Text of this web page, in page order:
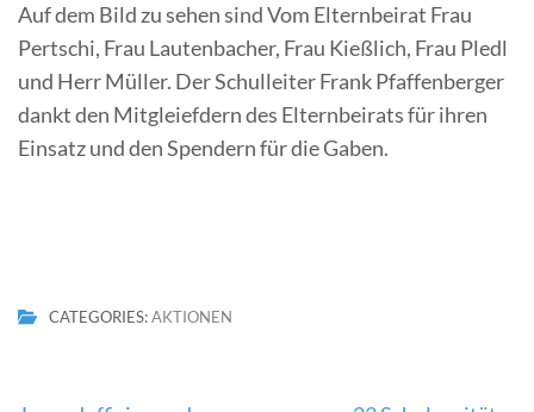
Auf dem Bild zu sehen sind Vom Elternbeirat Frau
Pertschi, Frau Lautenbacher, Frau Kießlich, Frau Pledl
und Herr Müller. Der Schulleiter Frank Pfaffenberger
dankt den Mitgleiefdern des Elternbeirats für ihren
Einsatz und den Spendern für die Gaben.
CATEGORIES:AKTIONEN